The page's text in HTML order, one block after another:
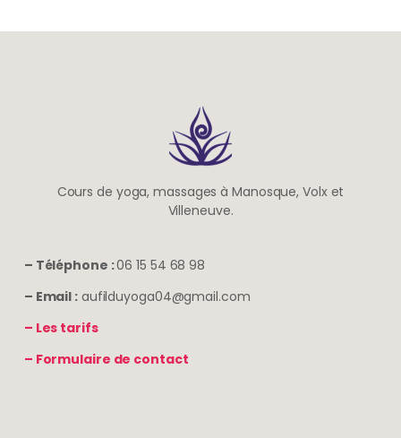
Cours de yoga, massages à Manosque, Volx et
Villeneuve.
– Téléphone :06 15 54 68 98
– Email :aufilduyoga04@gmail.com
– Les tarifs
– Formulaire de contact